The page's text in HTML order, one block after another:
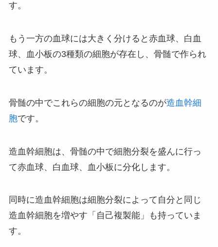
す。
もう一方の血球には大きく分けると赤血球、白血
球、血小板の3種類の細胞が存在し、骨髄で作られ
ています。
骨髄の中でこれらの細胞の元となるのが造血幹細
胞です。
造血幹細胞は、骨髄の中で細胞分裂を盛んに行っ
て赤血球、白血球、血小板に分化します。
同時に造血幹細胞は細胞分裂によって自分と同じ
造血幹細胞を増やす「自己複製能」も持っていま
す。